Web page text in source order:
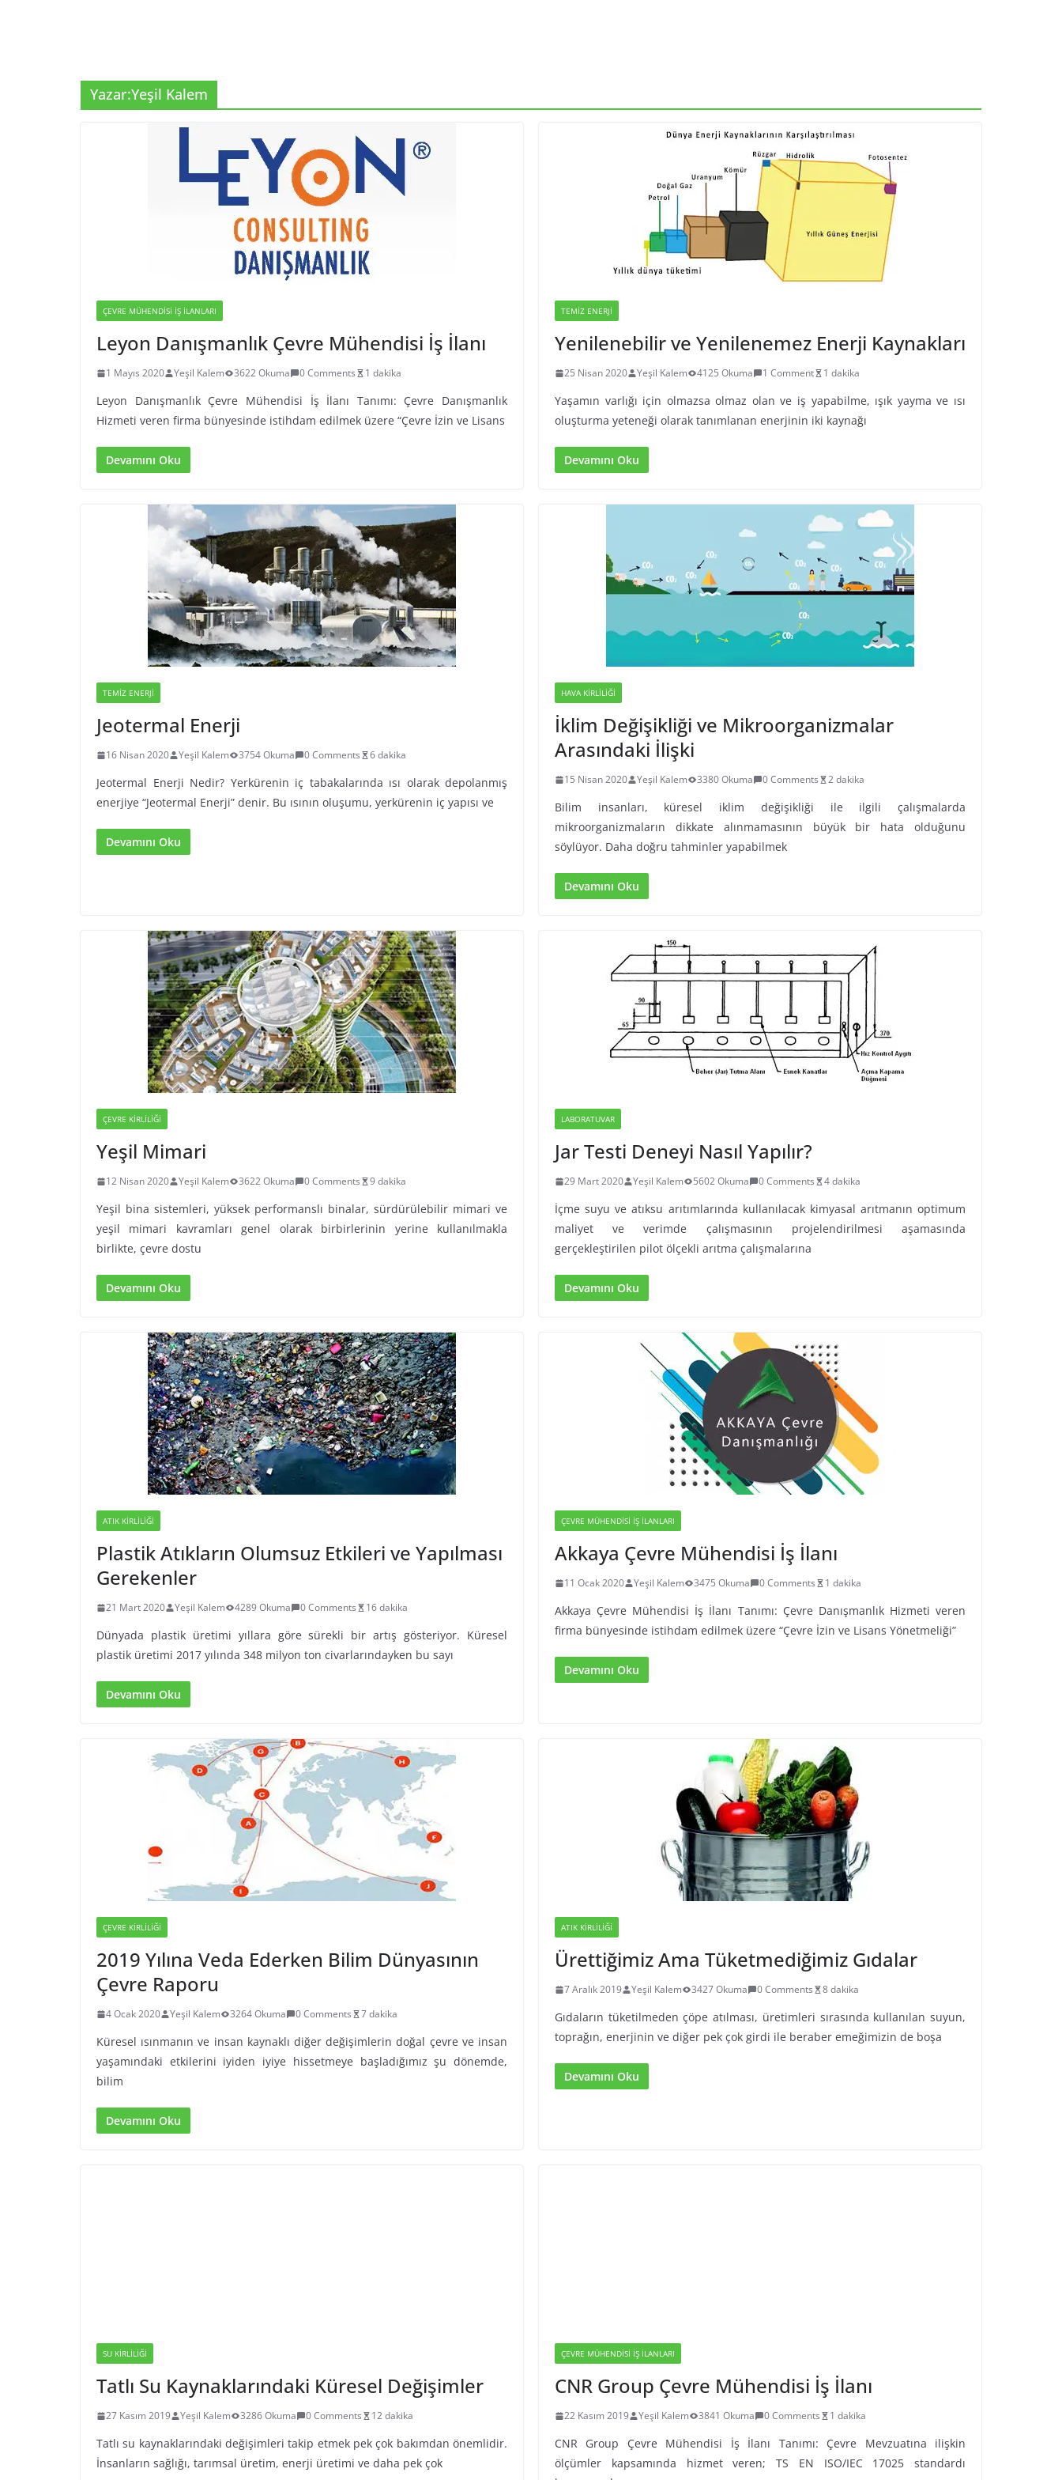
Yazar:Yeşil Kalem
ÇEVRE MÜHENDISI İŞ İLANLARI
Leyon Danışmanlık Çevre Mühendisi İş İlanı
1 Mayıs 2020 Yeşil Kalem 3622 Okuma 0 Comments 1 dakika
Leyon Danışmanlık Çevre Mühendisi İş İlanı Tanımı: Çevre Danışmanlık
Hizmeti veren firma bünyesinde istihdam edilmek üzere “Çevre İzin ve Lisans
Devamını Oku
TEMIZ ENERJI
Yenilenebilir ve Yenilenemez Enerji Kaynakları
25 Nisan 2020 Yeşil Kalem 4125 Okuma 1 Comment 1 dakika
Yaşamın varlığı için olmazsa olmaz olan ve iş yapabilme, ışık yayma ve ısı
oluşturma yeteneği olarak tanımlanan enerjinin iki kaynağı
Devamını Oku
TEMIZ ENERJI
Jeotermal Enerji
16 Nisan 2020 Yeşil Kalem 3754 Okuma 0 Comments 6 dakika
Jeotermal Enerji Nedir? Yerkürenin iç tabakalarında ısı olarak depolanmış
enerjiye “Jeotermal Enerji” denir. Bu ısının oluşumu, yerkürenin iç yapısı ve
Devamını Oku
HAVA KIRLILIĞI
İklim Değişikliği ve Mikroorganizmalar
Arasındaki İlişki
15 Nisan 2020 Yeşil Kalem 3380 Okuma 0 Comments 2 dakika
Bilim insanları, küresel iklim değişikliği ile ilgili çalışmalarda
mikroorganizmaların dikkate alınmamasının büyük bir hata olduğunu
söylüyor. Daha doğru tahminler yapabilmek
Devamını Oku
ÇEVRE KIRLILIĞI
Yeşil Mimari
12 Nisan 2020 Yeşil Kalem 3622 Okuma 0 Comments 9 dakika
Yeşil bina sistemleri, yüksek performanslı binalar, sürdürülebilir mimari ve
yeşil mimari kavramları genel olarak birbirlerinin yerine kullanılmakla
birlikte, çevre dostu
Devamını Oku
LABORATUVAR
Jar Testi Deneyi Nasıl Yapılır?
29 Mart 2020 Yeşil Kalem 5602 Okuma 0 Comments 4 dakika
İçme suyu ve atıksu arıtımlarında kullanılacak kimyasal arıtmanın optimum
maliyet ve verimde çalışmasının projelendirilmesi aşamasında
gerçekleştirilen pilot ölçekli arıtma çalışmalarına
Devamını Oku
ATIK KIRLILIĞI
Plastik Atıkların Olumsuz Etkileri ve Yapılması
Gerekenler
21 Mart 2020 Yeşil Kalem 4289 Okuma 0 Comments 16 dakika
Dünyada plastik üretimi yıllara göre sürekli bir artış gösteriyor. Küresel
plastik üretimi 2017 yılında 348 milyon ton civarlarındayken bu sayı
Devamını Oku
ÇEVRE MÜHENDISI İŞ İLANLARI
Akkaya Çevre Mühendisi İş İlanı
11 Ocak 2020 Yeşil Kalem 3475 Okuma 0 Comments 1 dakika
Akkaya Çevre Mühendisi İş İlanı Tanımı: Çevre Danışmanlık Hizmeti veren
firma bünyesinde istihdam edilmek üzere “Çevre İzin ve Lisans Yönetmeliği”
Devamını Oku
ÇEVRE KIRLILIĞI
2019 Yılına Veda Ederken Bilim Dünyasının
Çevre Raporu
4 Ocak 2020 Yeşil Kalem 3264 Okuma 0 Comments 7 dakika
Küresel ısınmanın ve insan kaynaklı diğer değişimlerin doğal çevre ve insan
yaşamındaki etkilerini iyiden iyiye hissetmeye başladığımız şu dönemde,
bilim
Devamını Oku
ATIK KIRLILIĞI
Ürettiğimiz Ama Tüketmediğimiz Gıdalar
7 Aralık 2019 Yeşil Kalem 3427 Okuma 0 Comments 8 dakika
Gıdaların tüketilmeden çöpe atılması, üretimleri sırasında kullanılan suyun,
toprağın, enerjinin ve diğer pek çok girdi ile beraber emeğimizin de boşa
Devamını Oku
SU KIRLILIĞI
Tatlı Su Kaynaklarındaki Küresel Değişimler
27 Kasım 2019 Yeşil Kalem 3286 Okuma 0 Comments 12 dakika
Tatlı su kaynaklarındaki değişimleri takip etmek pek çok bakımdan önemlidir.
İnsanların sağlığı, tarımsal üretim, enerji üretimi ve daha pek çok
ÇEVRE MÜHENDISI İŞ İLANLARI
CNR Group Çevre Mühendisi İş İlanı
22 Kasım 2019 Yeşil Kalem 3841 Okuma 0 Comments 1 dakika
CNR Group Çevre Mühendisi İş İlanı Tanımı: Çevre Mevzuatına ilişkin
ölçümler kapsamında hizmet veren; TS EN ISO/IEC 17025 standardı